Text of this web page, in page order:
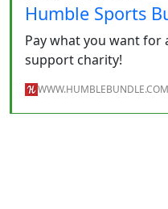
Humble Sports
Pay what you want for
support charity!
WWW.HUMBLEBUNDLE.COM